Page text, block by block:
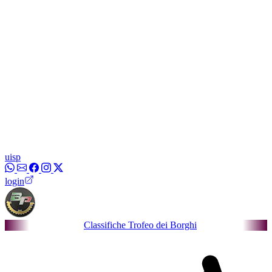
uisp
login
Classifiche Trofeo dei Borghi